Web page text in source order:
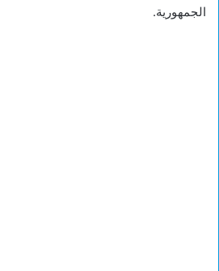
الجمهورية.